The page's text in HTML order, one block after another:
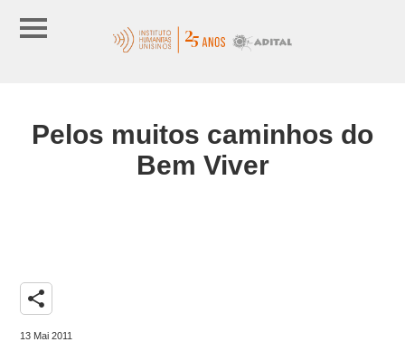
Pelos muitos caminhos do
Bem Viver
share
13 Mai 2011